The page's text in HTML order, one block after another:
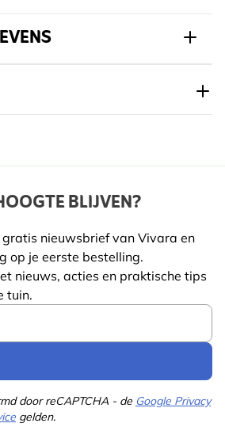
vulling van gerecyclede
is helaas niet mogelijk voor
0.799 kg
BLIJVEN?
nieuwsbrief van Vivara en
op je eerste bestelling.
nieuws, acties en praktische tips
tuin.
door reCAPTCHA - de Google Privacy
gelden.